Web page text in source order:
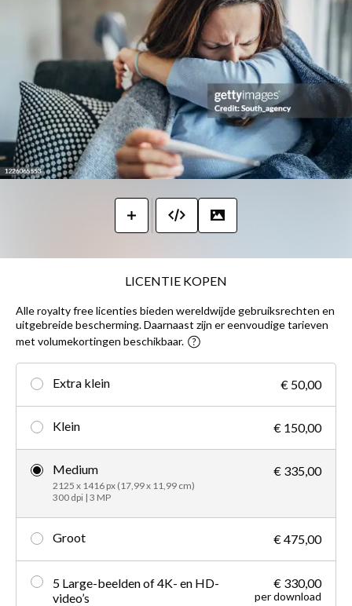
LICENTIE KOPEN
Alle royalty free licenties bieden wereldwijde gebruiksrechten en
uitgebreide bescherming. Daarnaast zijn er eenvoudige tarieven
met volumekortingen beschikbaar.
Extra klein € 50,00
Klein € 150,00
Medium
2125 x 1416 px (17,99 x 11,99 cm)
300 dpi | 3 MP
€ 335,00
Groot € 475,00
5 Large-beelden of 4K- en HD-
video’s
€ 330,00
per download